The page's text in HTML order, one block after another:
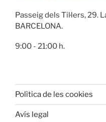
Passeig dels Til·lers, 29.
BARCELONA.
9:00 - 21:00 h.
Polìtica de les cookies
Avís legal